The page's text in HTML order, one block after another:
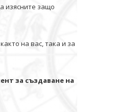
изясните защо
на вас, така и за
за създаване на